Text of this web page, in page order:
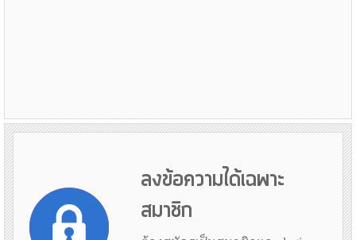
ลงข้อความได้เฉพาะ
สมาชิก